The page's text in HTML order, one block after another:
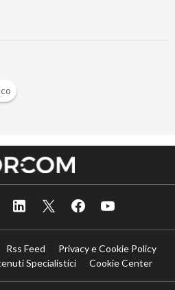
Rss Feed
Privacy e Cookie Policy
Specialistici
Cookie Center